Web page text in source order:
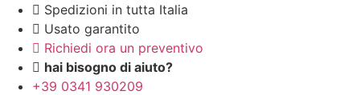
contenuto
Spedizioni in tutta Italia
Usato garantito
Richiedi ora un preventivo
hai bisogno di aiuto?
+39 0341 930209